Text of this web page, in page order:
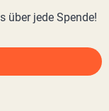
über jede Spende!